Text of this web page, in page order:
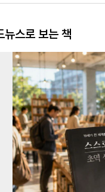
뉴스로 보는 책